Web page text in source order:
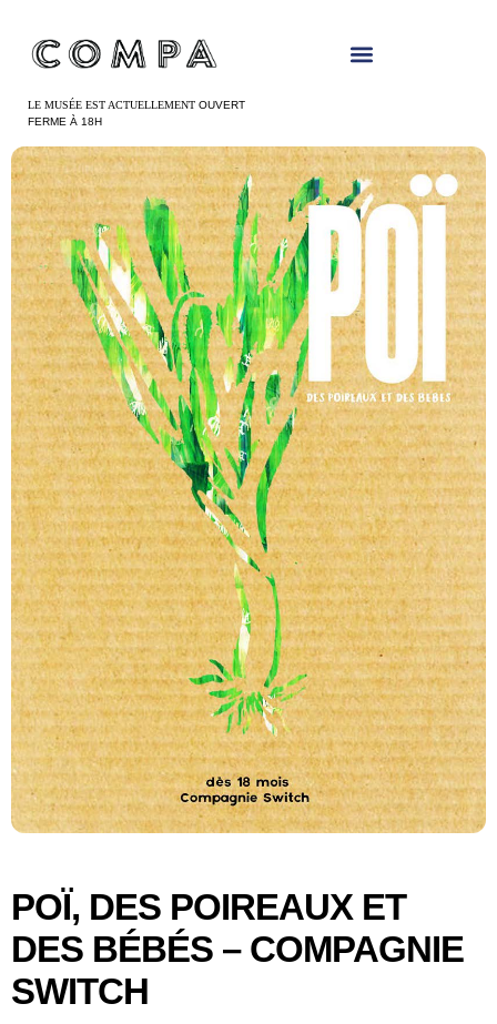
LE MUSÉE EST ACTUELLEMENT OUVERT
FERME À 18H
POÏ, DES POIREAUX ET
DES BÉBÉS – COMPAGNIE
SWITCH